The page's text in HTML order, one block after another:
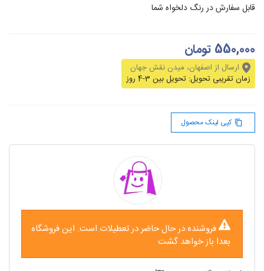
قابل سفارش در رنگ دلخواه شما
550,000 تومان
ارسال از اصفهان، میدن نقش جهان
زمان تقریبی تحویل: تحویل بین 3-4 روز
content_copy کپی لینک محصول
فروشنده در حال حاضر در تعطیلات است. این فروشگاه
بعدا باز خواهد گشت